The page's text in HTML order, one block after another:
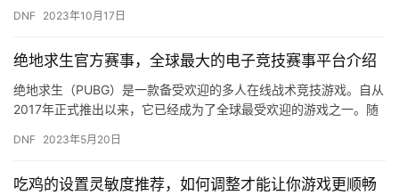
DNF 2023年10月17日
绝地求生官方赛事，全球最大的电子竞技赛事平台介绍
绝地求生（PUBG）是一款备受欢迎的多人在线战术竞技游戏。自从
2017年正式推出以来，它已经成为了全球最受欢迎的游戏之一。随
DNF 2023年5月20日
吃鸡的设置灵敏度推荐，如何调整才能让你游戏更顺畅